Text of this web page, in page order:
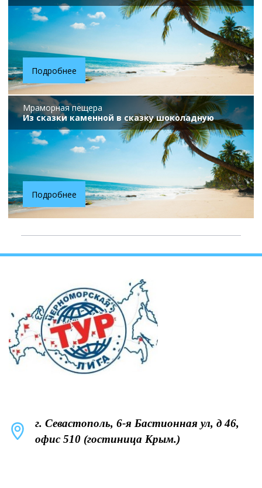
Подробнее
Мраморная пещера
Из сказки каменной в сказку шоколадную
Подробнее
г. Севастополь, 6-я Бастионная ул, д 46,
офис 510 (гостиница Крым.)